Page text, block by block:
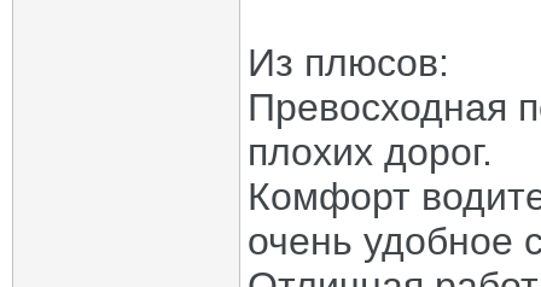
Из плюсов:
Превосходная
плохих дорог.
Комфорт
очень удобное